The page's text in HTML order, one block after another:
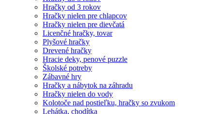
Hračky od 3 rokov
Hračky nielen pre chlapcov
Hračky nielen pre dievčatá
Licenčné hračky, tovar
Plyšové hračky
Drevené hračky
Hracie deky, penové puzzle
Školské potreby
Zábavné hry
Hračky a nábytok na záhradu
Hračky nielen do vody
Kolotoče nad postieľku, hračky so zvukom
Lehátka, chodítka